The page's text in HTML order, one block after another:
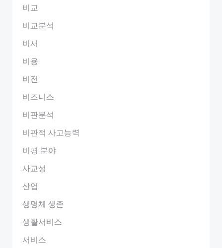
비교
비교분석
비서
비용
비전
비즈니스
비판분석
비판적 사고능력
비평 분야
사교성
산업
생명체 생존
생활서비스
서비스